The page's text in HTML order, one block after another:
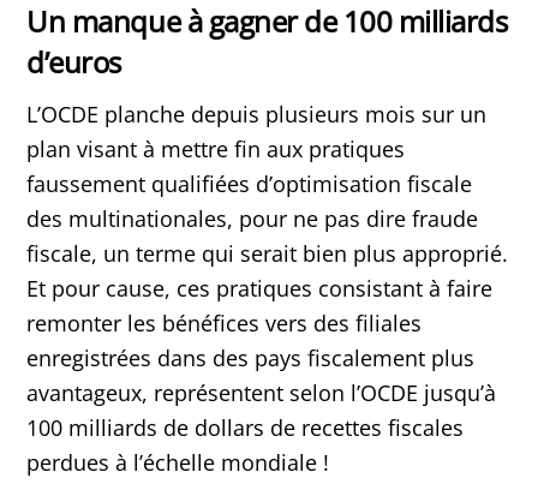
Un manque à gagner de 100 milliards
d’euros
L’OCDE planche depuis plusieurs mois sur un
plan visant à mettre fin aux pratiques
faussement qualifiées d’optimisation fiscale
des multinationales, pour ne pas dire fraude
fiscale, un terme qui serait bien plus approprié.
Et pour cause, ces pratiques consistant à faire
remonter les bénéfices vers des filiales
enregistrées dans des pays fiscalement plus
avantageux, représentent selon l’OCDE jusqu’à
100 milliards de dollars de recettes fiscales
perdues à l’échelle mondiale !